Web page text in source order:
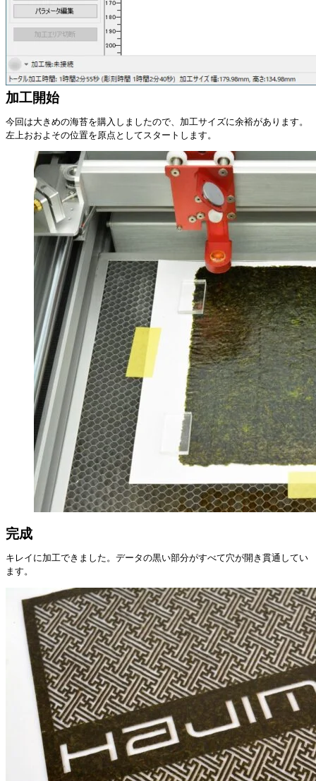
加工開始
今回は大きめの海苔を購入しましたので、加工サイズに余裕があります。
左上おおよその位置を原点としてスタートします。
完成
キレイに加工できました。データの黒い部分がすべて穴が開き貫通してい
ます。